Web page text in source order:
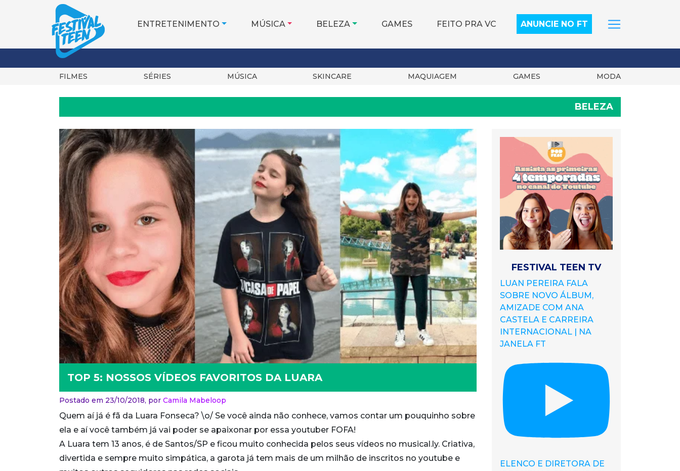
ENTRETENIMENTO MÚSICA BELEZA GAMES FEITO PRA VC ANUNCIE NO FT
FILMES SÉRIES MÚSICA SKINCARE MAQUIAGEM GAMES MODA
BELEZA
TOP 5: NOSSOS VÍDEOS FAVORITOS DA LUARA
Postado em 23/10/2018, por Camila Mabeloop
Quem aí já é fã da Luara Fonseca? \o/ Se você ainda não conhece, vamos contar um pouquinho sobre
ela e aí você também já vai poder se apaixonar por essa youtuber FOFA!
A Luara tem 13 anos, é de Santos/SP e ficou muito conhecida pelos seus vídeos no musical.ly. Criativa,
divertida e sempre muito simpática, a garota já tem mais de um milhão de inscritos no youtube e
FESTIVAL TEEN TV
LUAN PEREIRA FALA
SOBRE NOVO ÁLBUM,
AMIZADE COM ANA
CASTELA E CARREIRA
INTERNACIONAL | NA
JANELA FT
ELENCO E DIRETORA DE